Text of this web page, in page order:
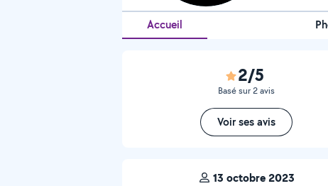
Accueil
2/5
Basé sur 2 avis
Voir ses avis
13 octobre 2023